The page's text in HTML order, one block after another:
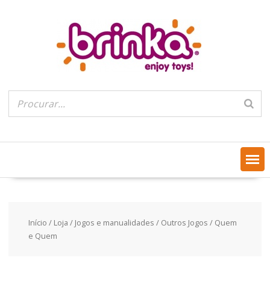
Início / Loja / Jogos e manualidades / Outros Jogos / Quem
e Quem